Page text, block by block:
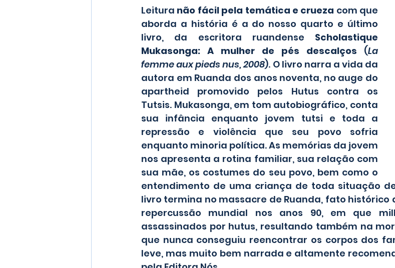
Leitura não fácil pela temática e crueza com que
aborda a história é a do nosso quarto e último
livro, da escritora ruandense Scholastique
Mukasonga: A mulher de pés descalços (La
femme aux pieds nus, 2008). O livro narra a vida da
autora em Ruanda dos anos noventa, no auge do
apartheid promovido pelos Hutus contra os
Tutsis. Mukasonga, em tom autobiográfico, conta
sua infância enquanto jovem tutsi e toda a
repressão e violência que seu povo sofria
enquanto minoria política. As memórias da jovem
nos apresenta a rotina familiar, sua relação com
sua mãe, os costumes do seu povo, bem como o
entendimento de uma criança de toda situação
livro termina no massacre de Ruanda, fato
repercussão mundial nos anos 90, em que
assassinados por hutus, resultando também na
que nunca conseguiu reencontrar os corpos dos
leve, mas muito bem narrada e altamente